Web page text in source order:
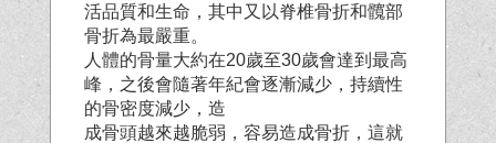
活品質和生命，其中又以脊椎骨折和髖部
骨折為最嚴重。
人體的骨量大約在20歲至30歲會達到最高
峰，之後會隨著年紀會逐漸減少，持續性
的骨密度減少，造
成骨頭越來越脆弱，容易造成骨折，這就